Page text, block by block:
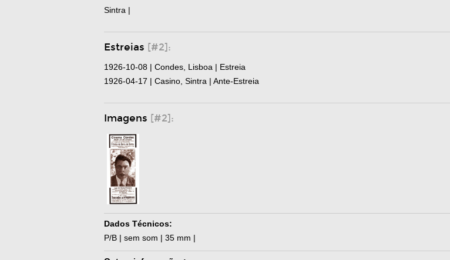
Sintra |
Estreias [#2]:
1926-10-08 | Condes, Lisboa | Estreia
1926-04-17 | Casino, Sintra | Ante-Estreia
Imagens [#2]:
Dados Técnicos:
P/B | sem som | 35 mm |